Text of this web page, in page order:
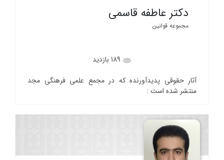
دکتر عاطفه قاسمی
مجموعه قوانین
آثار حقوقی پدیدآورنده که در مجمع علمی فرهنگی مجد
منتشر شده است :